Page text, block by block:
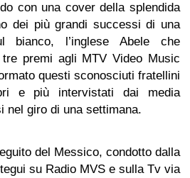
con una cover della splendida
dei più grandi successi di una
bianco, l’inglese Abele che
premi agli MTV Video Music
questi sconosciuti fratellini
e più intervistati dai media
nel giro di una settimana.
del Messico, condotto dalla
su Radio MVS e sulla Tv via